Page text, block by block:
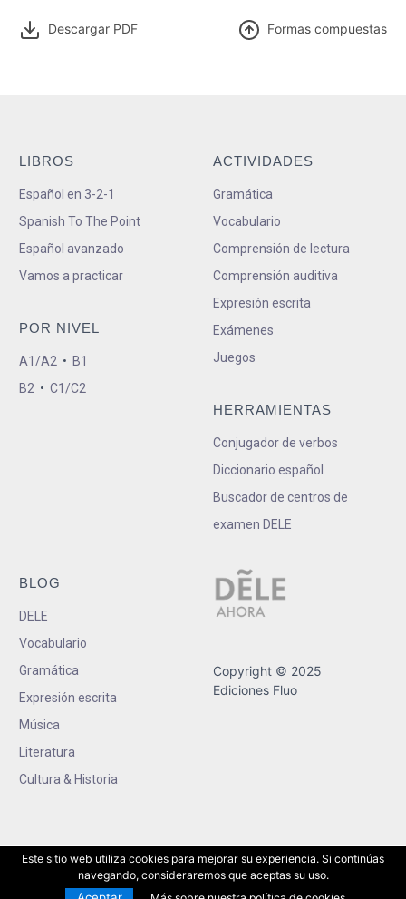
Descargar PDF Formas compuestas
LIBROS
Español en 3-2-1
Spanish To The Point
Español avanzado
Vamos a practicar
POR NIVEL
A1/A2 • B1
B2 • C1/C2
ACTIVIDADES
Gramática
Vocabulario
Comprensión de lectura
Comprensión auditiva
Expresión escrita
Exámenes
Juegos
HERRAMIENTAS
Conjugador de verbos
Diccionario español
Buscador de centros de
examen DELE
BLOG
DELE
Vocabulario
Gramática
Expresión escrita
Música
Literatura
Cultura & Historia
Copyright © 2025
Ediciones Fluo
Este sitio web utiliza cookies para mejorar su experiencia. Si continúas
navegando, consideraremos que aceptas su uso.